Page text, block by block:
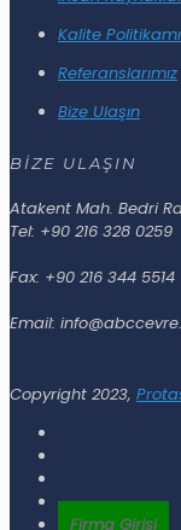
Kalite
Referanslarımız
Bize Ulaşın
BİZE ULAŞIN
Atakent Mah. Bedri
Tel: +90 216 328 0259
Fax: +90 216 344 5514
Email:
Copyright 2023,
Firma Girişi